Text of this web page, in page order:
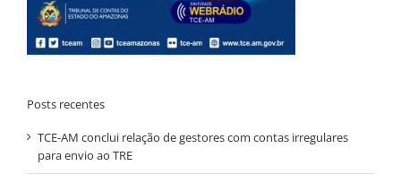
Posts recentes
TCE-AM conclui relação de gestores com contas irregulares
para envio ao TRE